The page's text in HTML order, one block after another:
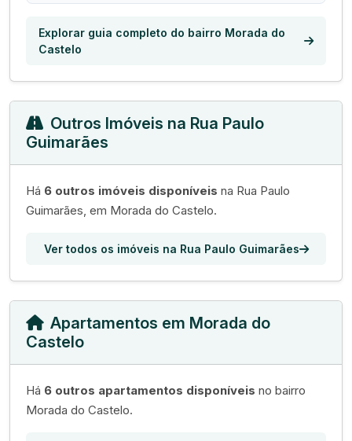
Explorar guia completo do bairro Morada do
Castelo
Outros Imóveis na Rua Paulo
Guimarães
Há 6 outros imóveis disponíveis na Rua Paulo
Guimarães, em Morada do Castelo.
Ver todos os imóveis na Rua Paulo Guimarães
Apartamentos em Morada do
Castelo
Há 6 outros apartamentos disponíveis no bairro
Morada do Castelo.